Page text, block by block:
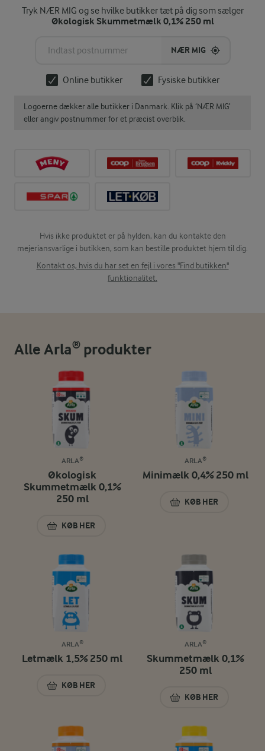
Tryk NÆR MIG og se hvilke butikker tæt på dig som sælger
Økologisk Skummetmælk 0,1% 250 ml
NÆR MIG
Online butikker Fysiske butikker
Logoerne dækker alle butikker i Danmark. Klik på ‘NÆR MIG’
eller angiv postnummer for et præcist overblik.
Hvis ikke produktet er på hylden, kan du kontakte den
mejeriansvarlige i butikken, som kan bestille produktet hjem til dig.
Kontakt os, hvis du har set en fejl i vores "Find butikken"
funktionalitet.
Alle Arla® produkter
ARLA®
Økologisk
Skummetmælk 0,1%
250 ml
KØB HER
ØKOLOGISK SKUMMETMÆLK 0,1% 250 ML
ARLA®
Minimælk 0,4% 250 ml
KØB HER
MINIMÆLK 0,4%
ARLA®
Letmælk 1,5% 250 ml
KØB HER
LETMÆLK 1,5% 250 ML
ARLA®
Skummetmælk 0,1%
250 ml
KØB HER
SKUMMETMÆLK